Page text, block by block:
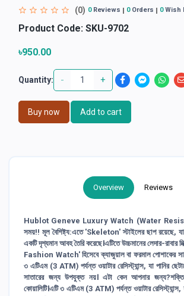
(0) 0Reviews 0Orders 0Wish
Product Code: SKU-9702
৳950.00
Quantity: - +
Buy now Add to cart
Overview Reviews
Hublot Geneve Luxury Watch (Water
সময়!! মূল বৈশিষ্ট্য:এতে 'Skeleton' স্টাইলের ছাপ রয়েছে, যা
একটি দৃশ্যমান আবহ তৈরি করেছে।এটিতে উচ্চমানের লেদার-রাবার
Fashion Watch' হিসেবে ক্যাজুয়াল বা ফরমাল পোশাকের
৩ এটিএম (3 ATM) পর্যন্ত ওয়াটার রেসিস্ট্যান্স, যা পানির
সাতারের জন্য উপযুক্ত নয়। এটা কেন আপনার
কোয়ালিটি।এটি ৩ এটিএম (3 ATM) পর্যন্ত ওয়াটার রেসিস্ট্যান্স,